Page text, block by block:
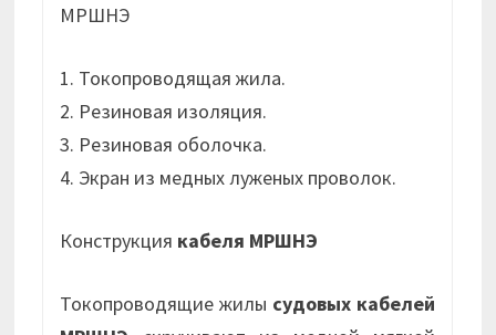
МРШНЭ
1. Токопроводящая жила.
2. Резиновая изоляция.
3. Резиновая оболочка.
4. Экран из медных луженых проволок.
Конструкция кабеля МРШНЭ
Токопроводящие жилы судовых кабелей